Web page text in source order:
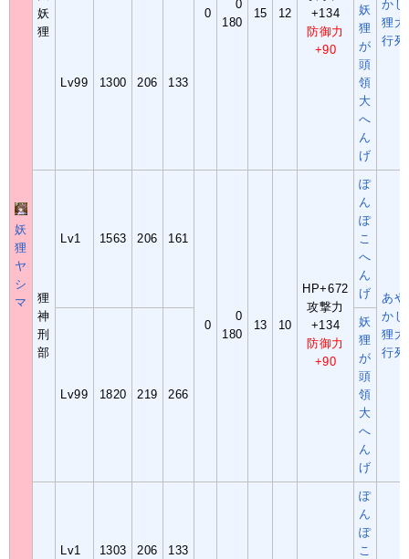
妖
狸
ヤ
シ
マ
妖
狸
0
0
180
15 12
+134
防御力
+90
かし
狸大
行列
Lv99 1300 206 133
妖
狸
が
頭
領
大
へ
ん
げ
狸
神
刑
部
Lv1 1563 206 161
0
0
180
13 10
HP+672
攻撃力
+134
防御力
+90
ぽ
ん
ぽ
こ
へ
ん
げ
あや
かし
狸大
行列
Lv99 1820 219 266
妖
狸
が
頭
領
大
へ
ん
げ
Lv1 1303 206 133
ぽ
ん
ぽ
こ